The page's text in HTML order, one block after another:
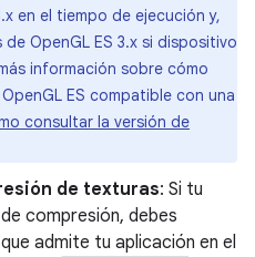
en el tiempo de ejecución y,
OpenGL ES 3.x si dispositivo
información sobre cómo
ES compatible con una
consultar la versión de
de texturas: Si tu
compresión, debes
admite tu aplicación en el